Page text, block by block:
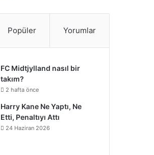
r
e
s
t
d
n
b
r
r
e
o
n
Popüler Yorumlar
FC Midtjylland nasıl bir
takım?
2 hafta önce
Harry Kane Ne Yaptı, Ne
Etti, Penaltıyı Attı
24 Haziran 2026